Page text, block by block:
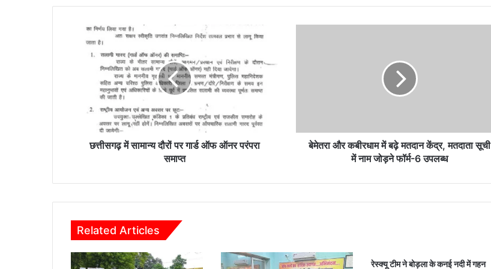
छत्तीसगढ़
छत्तीसगढ़ में सामान्य दौरों पर गार्ड ऑफ ऑनर परंपरा
समाप्त
सूची
फॉर्म-6
बेमेतरा और कबीरधाम में बढ़े मतदान केंद्र, मतदाता सूची
में नाम जोड़ने फॉर्म-6 उपलब्ध
Related Articles
रेस्क्यू टीम ने बोड़ला के कनई नदी में गहन